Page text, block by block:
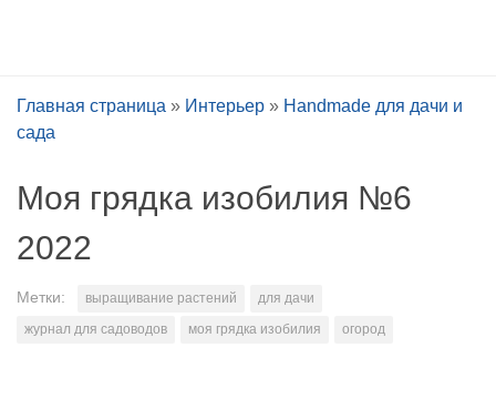
Главная страница » Интерьер » Handmade для дачи и
сада
Моя грядка изобилия №6
2022
Метки: выращивание растений
для дачи
журнал для садоводов
моя грядка изобилия огород